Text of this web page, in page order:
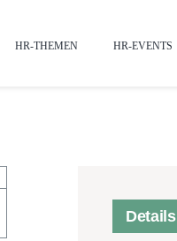
HR-THEMEN HR-EVENTS
Details